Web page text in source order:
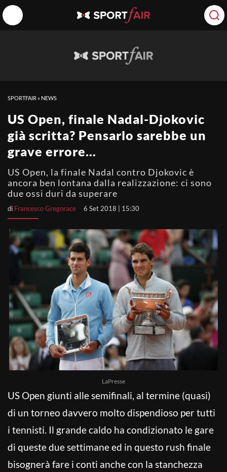
SPORTFAIR » NEWS
US Open, finale Nadal-Djokovic
già scritta? Pensarlo sarebbe un
grave errore…
US Open, la finale Nadal contro Djokovic è
ancora ben lontana dalla realizzazione: ci sono
due ossi duri da superare
di Francesco Gregorace 6 Set 2018 | 15:30
LaPresse
US Open giunti alle semifinali, al termine (quasi)
di un torneo davvero molto dispendioso per tutti
i tennisti. Il grande caldo ha condizionato le gare
di queste due settimane ed in questo rush finale
bisognerà fare i conti anche con la stanchezza